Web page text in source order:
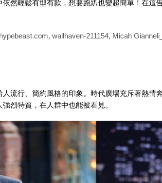
然輕鬆有型有款，想要跑趴也變超簡單！在這
wallhaven-211154, Micah
流行、簡約風格的印象。時代廣場充斥著熱情
烈特質，在人群中也能被看見。